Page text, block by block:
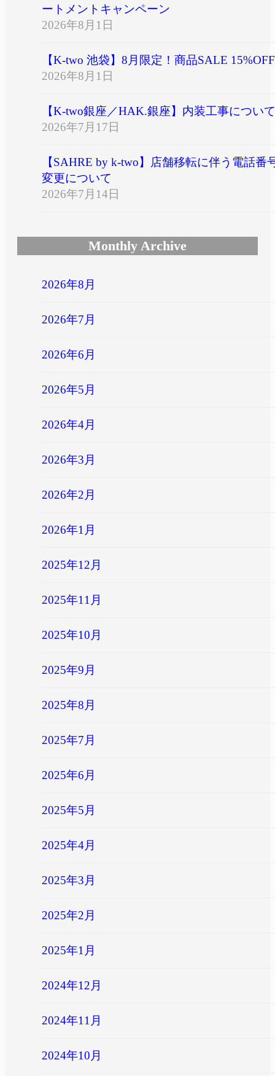
ートメントキャンペーン
2026年8月1日
【K-two 池袋】8月限定！商品SALE 15%OFF
2026年8月1日
【K-two銀座／HAK.銀座】内装工事について
2026年7月17日
【SAHRE by k-two】店舗移転に伴う電話番
変更について
2026年7月14日
Monthly Archive
2026年8月
2026年7月
2026年6月
2026年5月
2026年4月
2026年3月
2026年2月
2026年1月
2025年12月
2025年11月
2025年10月
2025年9月
2025年8月
2025年7月
2025年6月
2025年5月
2025年4月
2025年3月
2025年2月
2025年1月
2024年12月
2024年11月
2024年10月